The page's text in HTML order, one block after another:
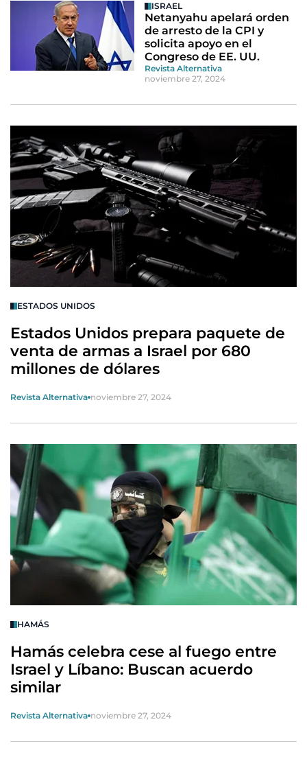
ISRAEL
Netanyahu apelará orden
de arresto de la CPI y
solicita apoyo en el
Congreso de EE. UU.
Revista Alternativa
noviembre 27, 2024
ESTADOS UNIDOS
Estados Unidos prepara paquete de
venta de armas a Israel por 680
millones de dólares
Revista Alternativa noviembre 27, 2024
HAMÁS
Hamás celebra cese al fuego entre
Israel y Líbano: Buscan acuerdo
similar
Revista Alternativa noviembre 27, 2024